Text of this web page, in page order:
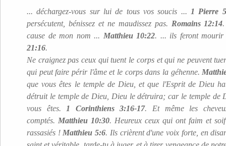
... déchargez-vous sur lui de tous vos soucis ... 1 Pierre
persécutent, bénissez et ne maudissez pas. Romains 12:14
cause de mon nom ... Matthieu 10:22. ... ils feront mourir
21:16.
Ne craignez pas ceux qui tuent le corps et qui ne peuvent
qui peut faire périr l'âme et le corps dans la géhenne.
que vous êtes le temple de Dieu, et que l'Esprit de Dieu
détruit le temple de Dieu, Dieu le détruira; car le temple de
vous êtes.
1 Corinthiens 3:16-17. Et même les
comptés. Matthieu 10:30. Heureux ceux qui ont faim et
rassasiés ! Matthieu 5:6. Ils crièrent d'une voix forte, en